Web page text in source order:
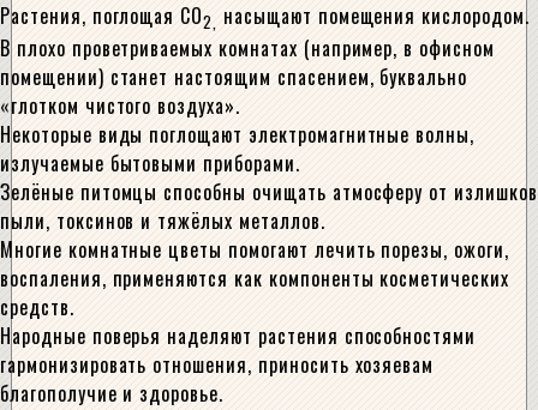
Растения, поглощая СО2, насыщают помещения кислородом.
В плохо проветриваемых комнатах (например, в офисном
помещении) станет настоящим спасением, буквально
«глотком чистого воздуха».
Некоторые виды поглощают электромагнитные волны,
излучаемые бытовыми приборами.
Зелёные питомцы способны очищать атмосферу от излишков
пыли, токсинов и тяжёлых металлов.
Многие комнатные цветы помогают лечить порезы, ожоги,
воспаления, применяются как компоненты косметических
средств.
Народные поверья наделяют растения способностями
гармонизировать отношения, приносить хозяевам
благополучие и здоровье.